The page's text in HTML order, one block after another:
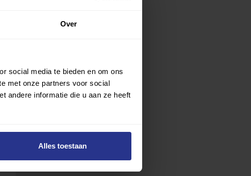
Over
social media te bieden en om ons
met onze partners voor social
andere informatie die u aan ze heeft
Alles toestaan